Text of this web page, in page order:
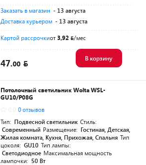
Заказать в магазин - 13 августа
Доставка курьером - 13 августа
Картой рассрочкиот3,92 /мес
47.00
В корзину
Потолочный светильник Wolta WSL-
GU10/P08G
0 отзывов
Тип: Подвесной светильник Стиль:
Современный Размещение: Гостиная, Детская,
Жилая комната, Кухня, Прихожая, Спальня Тип
цоколя: GU10 Тип лампы:
Светодиодное Максимальная мощность
лампочки: 50 Вт